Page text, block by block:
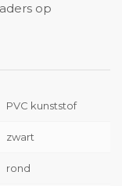
op
PVC kunststof
zwart
rond